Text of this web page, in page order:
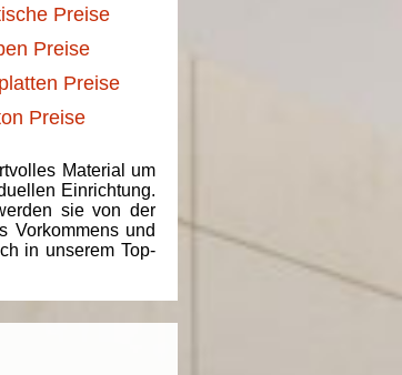
Preise
Preise
Preise
Preise
Material um
Einrichtung.
sie von der
Vorkommens und
in unserem Top-